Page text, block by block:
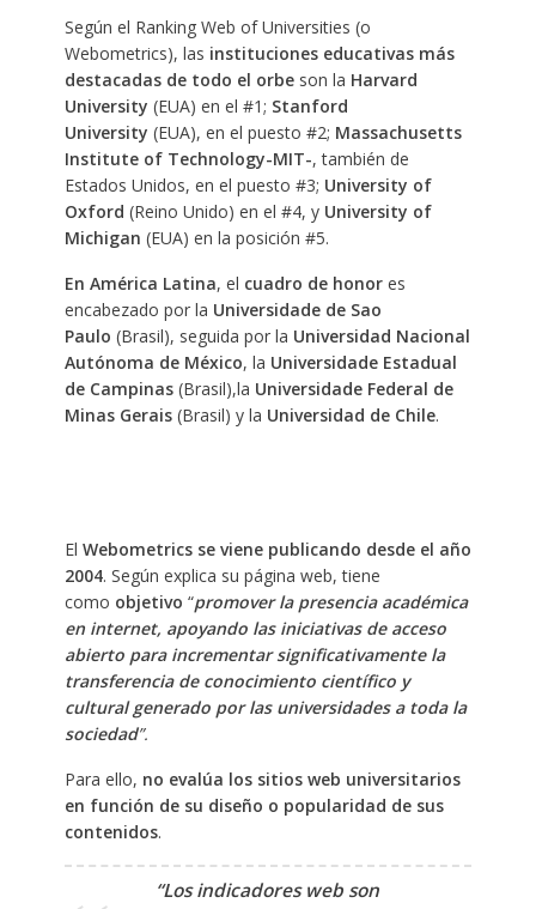
Según el Ranking Web of Universities (o
Webometrics), las instituciones educativas más
destacadas de todo el orbeson la Harvard
University (EUA) en el #1; Stanford
University (EUA), en el puesto #2; Massachusetts
Institute of Technology-MIT-, también de
Estados Unidos, en el puesto #3; University of
Oxford (Reino Unido) en el #4, y University of
Michigan (EUA) en la posición #5.
En América Latina, el cuadro de honores
encabezado por la Universidade de Sao
Paulo (Brasil), seguida por la Universidad Nacional
Autónoma de México, la Universidade Estadual
de Campinas(Brasil),la Universidade Federal de
Minas Gerais(Brasil) y la Universidad de Chile.
El Webometrics se viene publicando desde el año
2004. Según explica su página web, tiene
como objetivo “promover la presencia académica
en internet, apoyando las iniciativas de acceso
abierto para incrementar significativamente la
transferencia de conocimiento científico y
cultural generado por las universidades a toda la
sociedad”.
Para ello, no evalúa los sitios web universitarios
en función de su diseño o popularidad de sus
contenidos.
“Los indicadores web son